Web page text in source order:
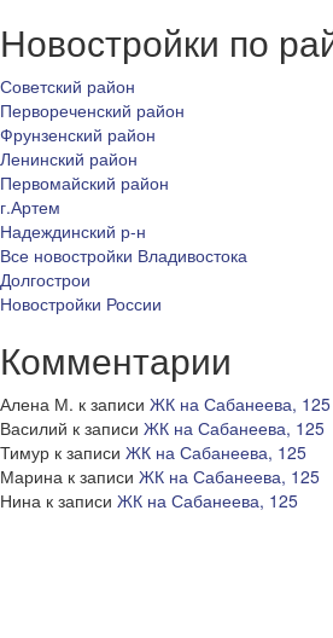
Новостройки по
Советский район
Первореченский район
Фрунзенский район
Ленинский район
Первомайский район
г.Артем
Надеждинский р-н
Все новостройки Владивостока
Долгострои
Новостройки России
Комментарии
Алена М. к записи ЖК на Сабанеева, 125
Василий к записи ЖК на Сабанеева, 125
Тимур к записи ЖК на Сабанеева, 125
Марина к записи ЖК на Сабанеева, 125
Нина к записи ЖК на Сабанеева, 125